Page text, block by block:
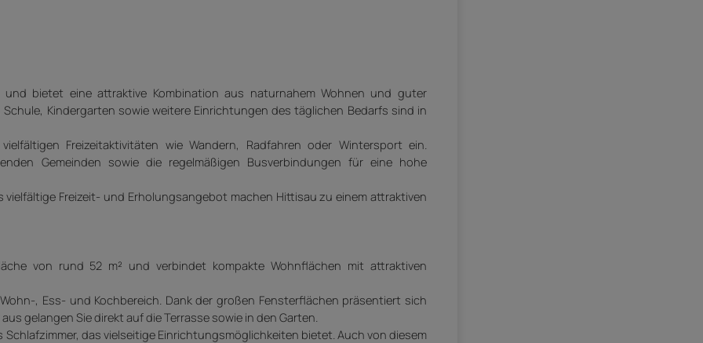
bietet eine attraktive Kombination aus naturnahem Wohnen und guter
Kindergarten sowie weitere Einrichtungen des täglichen Bedarfs sind in
Freizeitaktivitäten wie Wandern, Radfahren oder Wintersport ein.
Gemeinden sowie die regelmäßigen Busverbindungen für eine hohe
vielfältige Freizeit- und Erholungsangebot machen Hittisau zu einem attraktiven
von rund 52 m² und verbindet kompakte Wohnflächen mit attraktiven
, Ess- und Kochbereich. Dank der großen Fensterflächen präsentiert sich
gelangen Sie direkt auf die Terrasse sowie in den Garten.
das vielseitige Einrichtungsmöglichkeiten bietet. Auch von diesem